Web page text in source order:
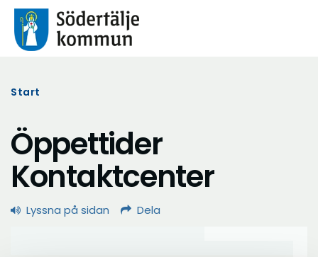
Start
Öppettider
Kontaktcenter
Lyssna på sidan Dela